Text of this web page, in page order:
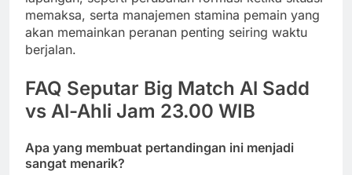
memaksa, serta manajemen stamina pemain yang
akan memainkan peranan penting seiring waktu
berjalan.
FAQ Seputar Big Match Al Sadd
vs Al-Ahli Jam 23.00 WIB
Apa yang membuat pertandingan ini menjadi
sangat menarik?